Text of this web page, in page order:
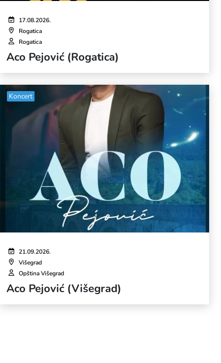
17.08.2026.
Rogatica
Rogatica
Aco Pejović (Rogatica)
Koncert
21.09.2026.
Višegrad
Opština Višegrad
Aco Pejović (Višegrad)